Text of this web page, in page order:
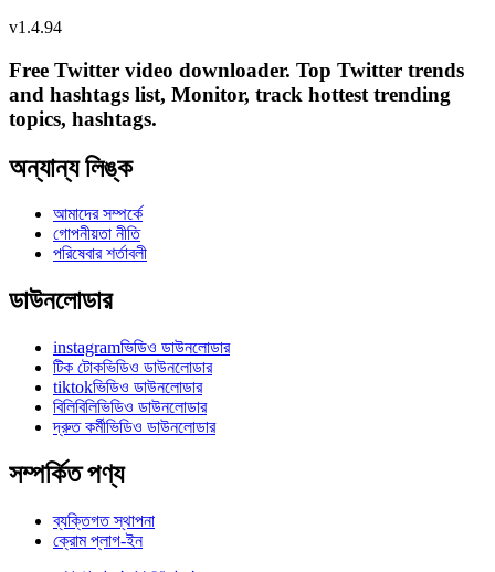
v1.4.94
Free Twitter video downloader. Top Twitter trends
and hashtags list, Monitor, track hottest trending
topics, hashtags.
অন্যান্য লিঙ্ক
আমাদের সম্পর্কে
গোপনীয়তা নীতি
পরিষেবার শর্তাবলী
ডাউনলোডার
instagramভিডিও ডাউনলোডার
টিক টোকভিডিও ডাউনলোডার
tiktokভিডিও ডাউনলোডার
বিলিবিলিভিডিও ডাউনলোডার
দ্রুত কর্মীভিডিও ডাউনলোডার
সম্পর্কিত পণ্য
ব্যক্তিগত স্থাপনা
ক্রোম প্লাগ-ইন